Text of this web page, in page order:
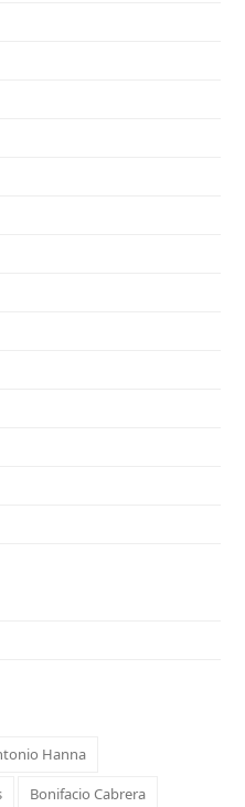
Hanna
Bonifacio Cabrera